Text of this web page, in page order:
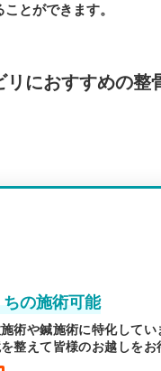
とができます。
におすすめの整
の施術可能
術や鍼施術に特化して
整えて皆様のお越しをお